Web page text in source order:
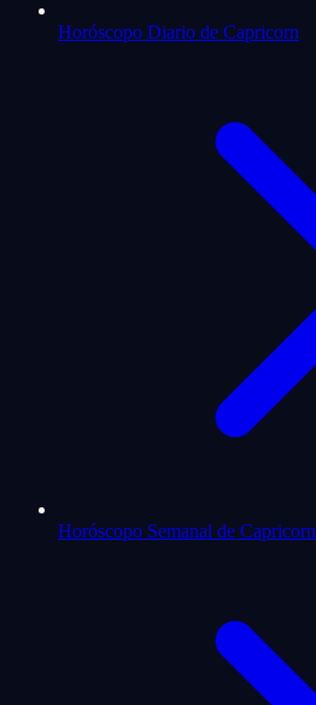
Horóscopo Diario de Capricorn
Horóscopo Semanal de Capricorn